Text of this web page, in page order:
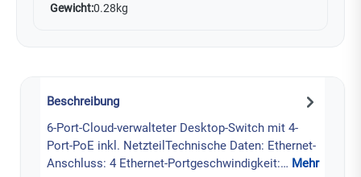
Gewicht:0.28kg
Beschreibung
6-Port-Cloud-verwalteter Desktop-Switch mit 4-
Port-PoE inkl. NetzteilTechnische Daten: Ethernet-
Anschluss: 4 Ethernet-Portgeschwindigkeit:… Mehr